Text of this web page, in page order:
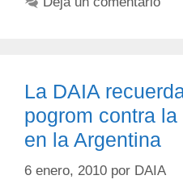
La DAIA
pogrom contra
en la Argentina
6 enero, 2010 por DAIA